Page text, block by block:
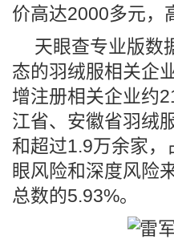
价高达2000多元，
天眼查专业版数
态的羽绒服相关企
增注册相关企业约
江省、安徽省羽绒
和超过1.9万余家，
眼风险和深度风险
总数的5.93%。